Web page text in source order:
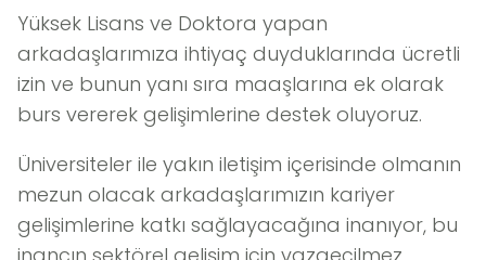
Yüksek Lisans ve Doktora yapan
arkadaşlarımıza ihtiyaç duyduklarında ücretli
izin ve bunun yanı sıra maaşlarına ek olarak
burs vererek gelişimlerine destek oluyoruz.
Üniversiteler ile yakın iletişim içerisinde olmanın
mezun olacak arkadaşlarımızın kariyer
gelişimlerine katkı sağlayacağına inanıyor, bu